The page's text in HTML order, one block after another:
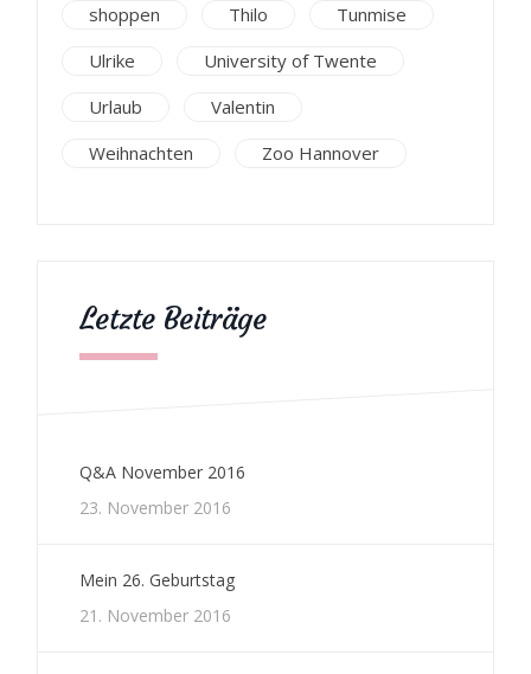
shoppen
Thilo
Tunmise
Ulrike
University of Twente
Urlaub
Valentin
Weihnachten
Zoo Hannover
Letzte Beiträge
Q&A November 2016
23. November 2016
Mein 26. Geburtstag
21. November 2016